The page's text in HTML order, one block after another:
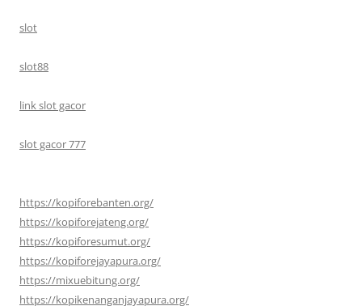
slot
slot88
link slot gacor
slot gacor 777
https://kopiforebanten.org/
https://kopiforejateng.org/
https://kopiforesumut.org/
https://kopiforejayapura.org/
https://mixuebitung.org/
https://kopikenanganjayapura.org/